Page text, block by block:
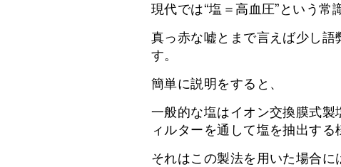
現代では“塩＝高血圧”という常
真っ赤な嘘とまで言えば少し語
す。
簡単に説明をすると、
一般的な塩はイオン交換膜式
ィルターを通して塩を抽出す
それはこの製法を用いた場合